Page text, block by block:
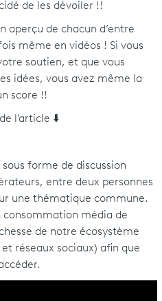
de les dévoiler !!
aperçu de chacun d’entre
même en vidéos ! Si vous
soutien, et que vous
idées, vous avez même la
score !!
l'article ⬇️
forme de discussion
entre deux personnes
une thématique commune.
consommation média de
de notre écosystème
réseaux sociaux) afin que